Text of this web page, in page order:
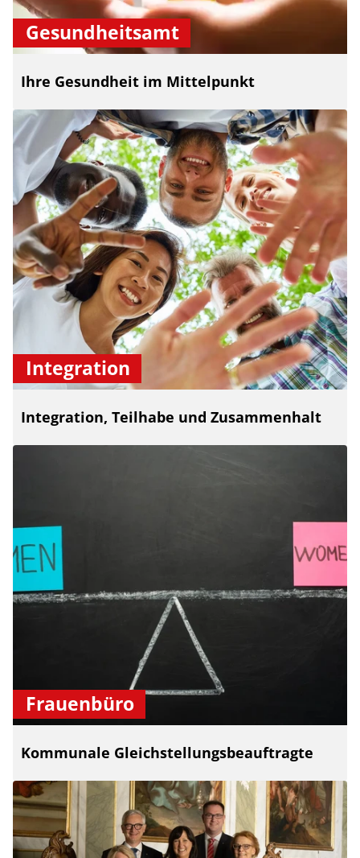
Gesundheitsamt
Ihre Gesundheit im Mittelpunkt
Integration
Integration, Teilhabe und Zusammenhalt
Frauenbüro
Kommunale Gleichstellungsbeauftragte